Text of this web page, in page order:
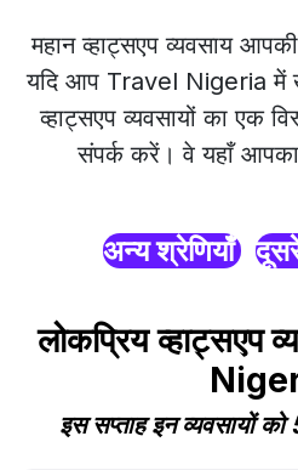
महान व्हाट्सएप व्यवसाय
यदि आप Travel Nigeria में
व्हाट्सएप व्यवसायों का एक
संपर्क करें। वे यहाँ
अन्य श्रेणियाँ
लोकप्रिय व्हाट्सएप
इस सप्ताह इन व्यवसायों को